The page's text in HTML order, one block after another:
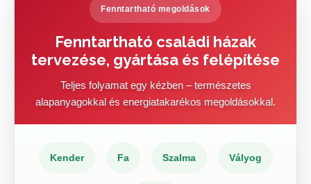
Fenntartható megoldások
Fenntartható családi házak
tervezése, gyártása és felépítése
Teljes folyamat egy kézben – természetes
alapanyagokkal és energiatakarékos megoldásokkal.
Kender Fa Szalma Vályog